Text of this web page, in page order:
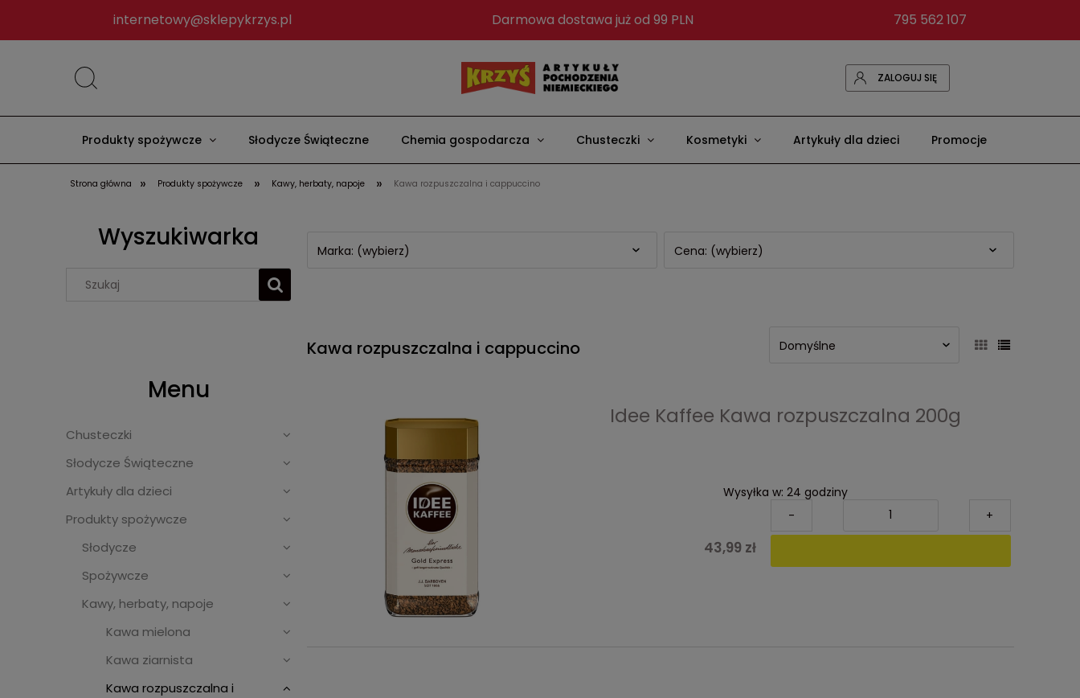
internetowy@sklepykrzys.pl Darmowa dostawa już od 99 PLN 795 562 107
ZALOGUJ SIĘ
Produkty spożywcze Słodycze Świąteczne Chemia gospodarcza Chusteczki Kosmetyki Artykuły dla dzieci Promocje
Nowości Kontakt
Strona główna » Produkty spożywcze » Kawy, herbaty, napoje » Kawa rozpuszczalna i cappuccino
Wyszukiwarka
Menu
Chusteczki
Słodycze Świąteczne
Artykuły dla dzieci
Produkty spożywcze
Słodycze
Spożywcze
Kawy, herbaty, napoje
Kawa mielona
Kawa ziarnista
Kawa rozpuszczalna i
Marka: (wybierz) Cena: (wybierz)
Kawa rozpuszczalna i cappuccino
Idee Kaffee Kawa rozpuszczalna 200g
Wysyłka w: 24 godziny
43,99 zł
+
-